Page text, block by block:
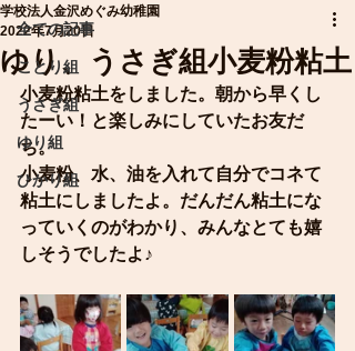
全ての記事
ことり組
うさぎ組
ゆり組
ひかり組
ゆり、うさぎ組小麦粉粘土
学校法人金沢めぐみ幼稚園
2022年7月20日
小麦粉粘土をしました。朝から早くし
たーい！と楽しみにしていたお友だ
ち。
小麦粉、水、油を入れて自分でコネて
粘土にしましたよ。だんだん粘土にな
っていくのがわかり、みんなとても嬉
しそうでしたよ♪